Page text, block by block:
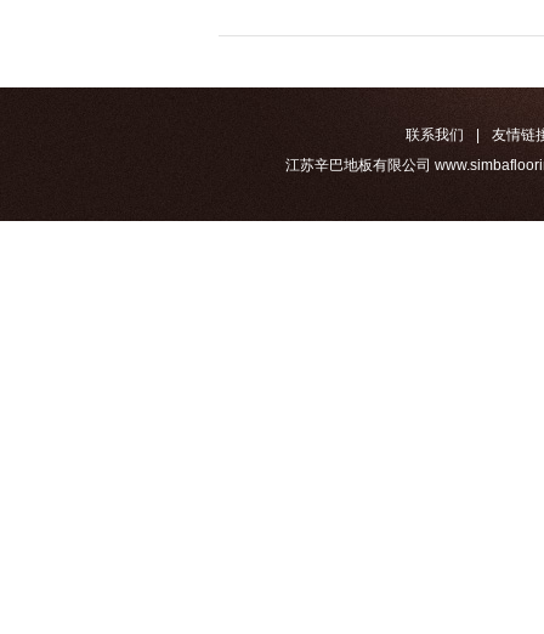
联系我们
友情链
江苏辛巴地板有限公司